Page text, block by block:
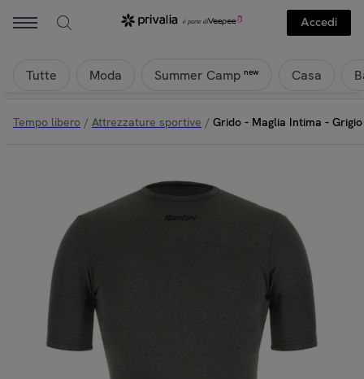
Accedi
Tutte Moda Summer Camp new Casa
Tempo libero / Attrezzature sportive / Grido - Maglia Intima -